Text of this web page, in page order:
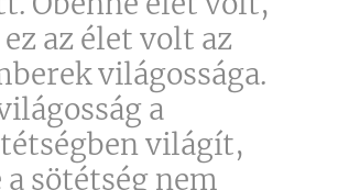
ez az élet volt az
világossága.
a
világít,
a sötétség nem